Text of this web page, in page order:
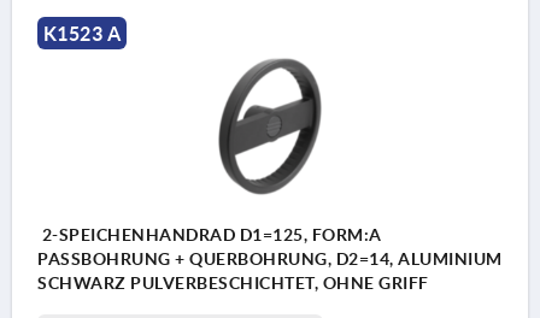
K1523 A
2-SPEICHENHANDRAD D1=125, FORM:A
PASSBOHRUNG + QUERBOHRUNG, D2=14, ALUMINIUM
SCHWARZ PULVERBESCHICHTET, OHNE GRIFF